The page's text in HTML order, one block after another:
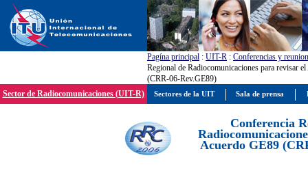
Pagína principal : UIT-R : Conferencias y
Regional de Radiocomunicaciones para revisar
(CRR-06-Rev.GE89)
Sector de Radiocomunicaciones (UIT-R)
Conferencia
Acuerdo GE89
Sectores de la UIT Sala de prensa